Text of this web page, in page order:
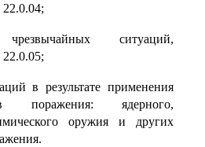
ситуаций,
в результате применения
поражения: ядерного,
оружия и других